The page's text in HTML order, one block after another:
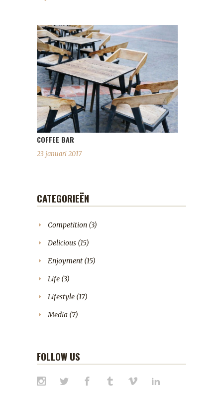
COFFEE BAR
23 januari 2017
CATEGORIEËN
Competition (3)
Delicious (15)
Enjoyment (15)
Life (3)
Lifestyle (17)
Media (7)
FOLLOW US